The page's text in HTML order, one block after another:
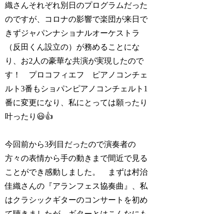
織さんそれぞれ別日のプログラムだった
のですが、コロナの影響で楽団が来日で
きずジャパンナショナルオーケストラ
（反田くん設立の）が務めることにな
り、お2人の豪華な共演が実現したので
す！ プロコフィエフ ピアノコンチェ
ルト3番もショパンピアノコンチェルト1
番に変更になり、私にとっては願ったり
叶ったり😃👍
今回前から3列目だったので演奏者の
方々の表情から手の動きまで間近で見る
ことができ感動しました。 まずは村治
佳織さんの『アランフェス協奏曲』、私
はクラシックギターのコンサートを初め